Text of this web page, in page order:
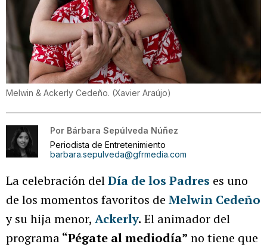
Melwin & Ackerly Cedeño. (Xavier Araújo)
Por Bárbara Sepúlveda Núñez
Periodista de Entretenimiento
barbara.sepulveda@gfrmedia.com
La celebración delDía de los Padres es uno
de los momentos favoritos de Melwin Cedeño
y su hija menor, Ackerly. El animador del
programa“Pégate al mediodía” no tiene que